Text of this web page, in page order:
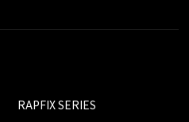
RAPFIX SERIES